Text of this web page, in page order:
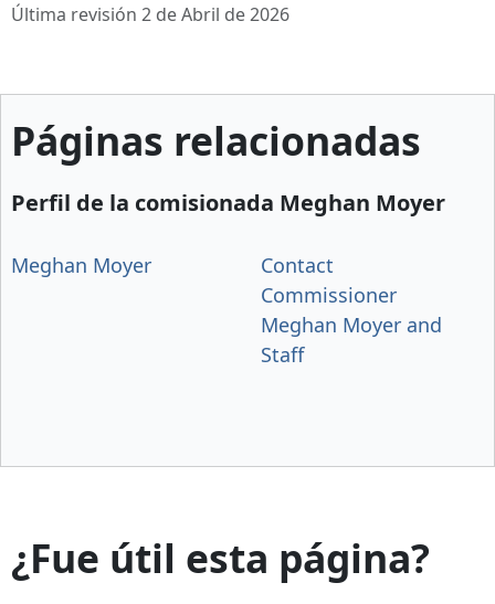
Última revisión 2 de Abril de 2026
Páginas relacionadas
Perfil de la comisionada Meghan Moyer
Meghan Moyer
Contact
Commissioner
Meghan Moyer and
Staff
¿Fue útil esta página?